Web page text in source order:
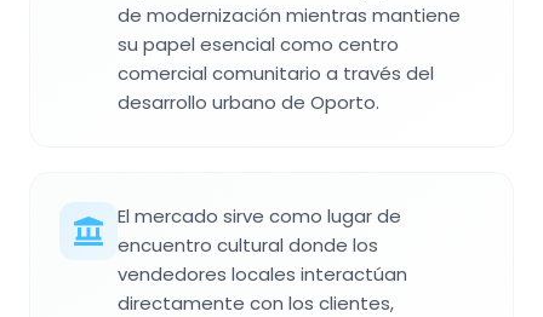
de modernización mientras mantiene
su papel esencial como centro
comercial comunitario a través del
desarrollo urbano de Oporto.
El mercado sirve como lugar de
encuentro cultural donde los
vendedores locales interactúan
directamente con los clientes,